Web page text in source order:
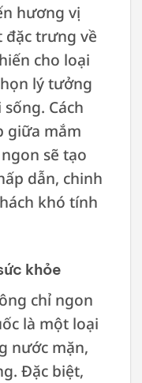
hương vị
trưng về
cho loại
lý tưởng
Cách
giữa mắm
sẽ tạo
dẫn, chinh
khó tính
khỏe
chỉ ngon
là một loại
nước mặn,
Đặc biệt,